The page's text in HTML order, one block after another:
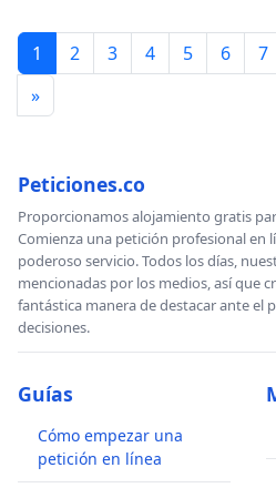
1 2 3 4 5 6 7
»
Peticiones.co
Proporcionamos alojamiento gratis
Comienza una petición profesional en
poderoso servicio. Todos los días,
mencionadas por los medios, así que
fantástica manera de destacar ante el
decisiones.
Guías
Cómo empezar una
petición en línea